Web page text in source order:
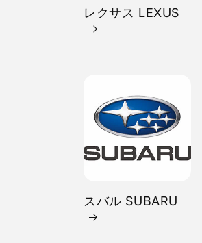
レクサス LEXUS
スバル SUBARU